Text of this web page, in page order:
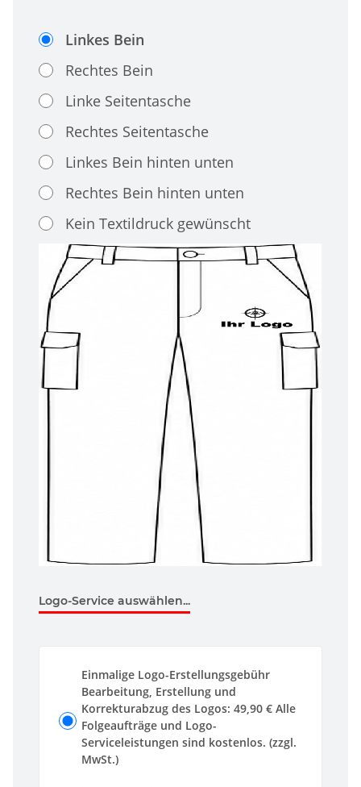
Linkes Bein
Rechtes Bein
Linke Seitentasche
Rechtes Seitentasche
Linkes Bein hinten unten
Rechtes Bein hinten unten
Kein Textildruck gewünscht
Logo-Service auswählen...
Einmalige Logo-Erstellungsgebühr
Bearbeitung, Erstellung und
Korrekturabzug des Logos: 49,90 € Alle
Folgeaufträge und Logo-
Serviceleistungen sind kostenlos. (zzgl.
MwSt.)